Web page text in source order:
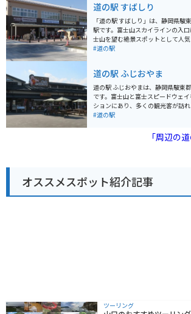
ーダードーム館が併設されており、
に触れることができます。 バイクで訪れる場合、道の駅
富士吉田は、富士山周辺のツーリ
適です。広々とした駐車場があり
も利用できます。富士山スカイライ
の観光スポットも点在しており、観
適です。
道の駅 すばしり
「道の駅 すばしり」は、静岡県駿
駅です。富士山スカイラインの入
士山を望む絶景スポットとして人気です。 施設
地元の特産品を販売するショップや
すすめです。 バイクで訪れる場合、駐車場は広く停めや
すいので安心です。富士山スカイ
ングロードが続く絶景ルートなので
適です。 周辺には、富士スピードウェイや富士サファリ
パークなど、観光スポットも充実し
#道の駅
道の駅 ふじおやま
道の駅 ふじおやまは、静岡県駿東
です。富士山と富士スピードウェ
ションにあり、多くの観光客が訪れます。 地元
や特産品を販売する直売所や、地元
ごせる足湯などがあります。バイ
て駐輪しやすい駐車場があるので安心です。
カイラインとも呼ばれる有料道路で
行くことができます。ワインディン
気があり、多くのライダーが訪れます。 道の駅
#道の駅
「周辺の
オススメスポット紹介記事
ツーリング